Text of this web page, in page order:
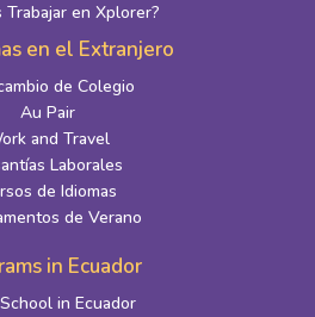
Trabajar en Xplorer?
en el Extranjero
de Colegio
Au Pair
and Travel
Laborales
de Idiomas
de Verano
in Ecuador
in Ecuador